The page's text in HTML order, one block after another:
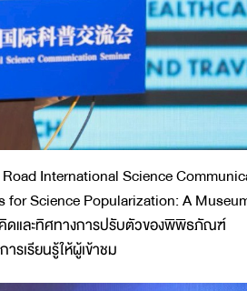
International Science
for Science Popularization: A
ดและทิศทางการปรับตัวของพิพิธภัณฑ์
รเรียนรู้ให้ผู้เข้าชม